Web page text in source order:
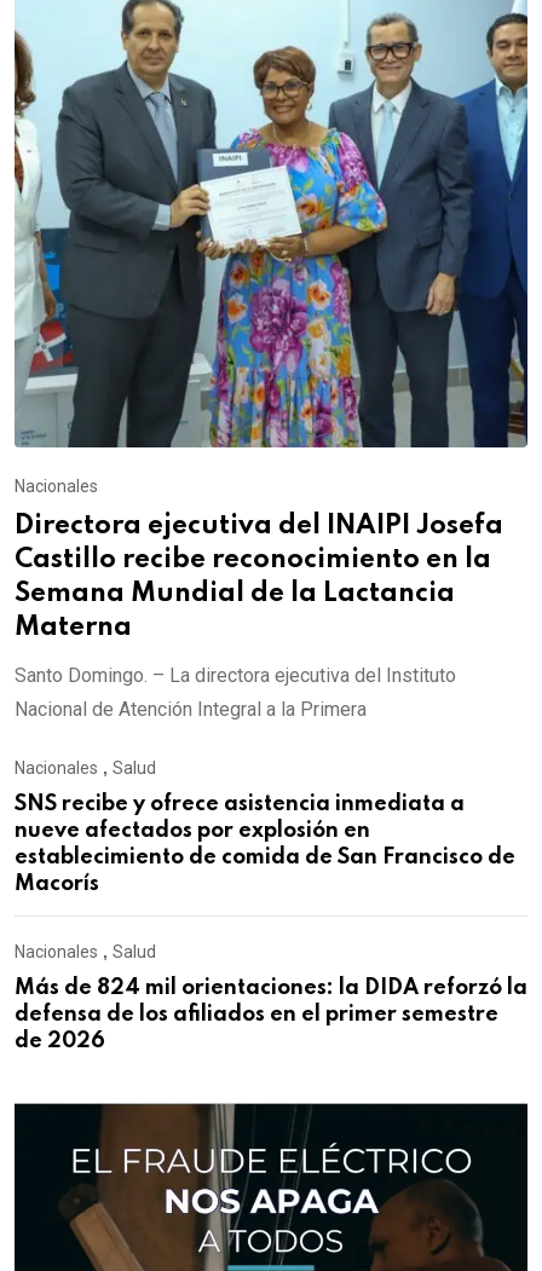
Nacionales
Directora ejecutiva del INAIPI Josefa
Castillo recibe reconocimiento en la
Semana Mundial de la Lactancia
Materna
Santo Domingo. – La directora ejecutiva del Instituto
Nacional de Atención Integral a la Primera
Nacionales , Salud
SNS recibe y ofrece asistencia inmediata a
nueve afectados por explosión en
establecimiento de comida de San Francisco de
Macorís
Nacionales , Salud
Más de 824 mil orientaciones: la DIDA reforzó la
defensa de los afiliados en el primer semestre
de 2026